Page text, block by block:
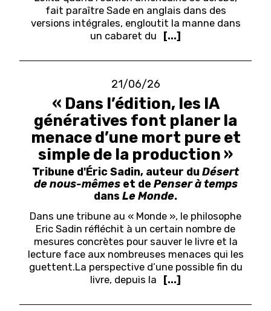
fait paraître Sade en anglais dans des
versions intégrales, engloutit la manne dans
un cabaret du
[...]
21/06/26
« Dans l’édition, les IA
génératives font planer la
menace d’une mort pure et
simple de la production »
Tribune d'Éric Sadin, auteur duDésert
de nous-mêmeset dePenser à temps
dans Le Monde.
Dans une tribune au « Monde », le philosophe
Eric Sadin réfléchit à un certain nombre de
mesures concrètes pour sauver le livre et la
lecture face aux nombreuses menaces qui les
guettent.La perspective d’une possible fin du
livre, depuis la
[...]